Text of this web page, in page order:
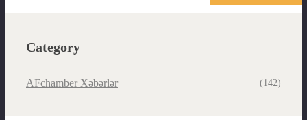
Category
AFchamber Xəbərlər (142)